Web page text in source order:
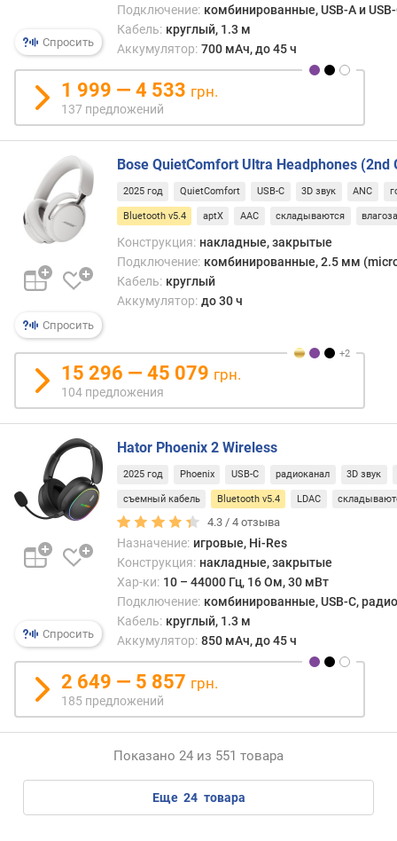
а
м
и
к
а
(
м
)
к
л
-
о
и
з
л
у
ч
т
е
л
е
к
и
ч
е
с
т
в
и
р
Спросить
Подключение: комбинированные, USB-A и
Кабель: круглый, 1.3 м
Аккумулятор: 700 мАч, до 45 ч
1 999 — 4 533 грн.
137 предложений
Спросить
Bose QuietComfort Ultra Headphones (2nd
2025 год QuietComfort USB-C 3D звук ANC
Bluetooth v5.4 aptX AAC складываются
Конструкция: накладные, закрытые
Подключение: комбинированные, 2.5 мм
Кабель: круглый
Аккумулятор: до 30 ч
15 296 — 45 079 грн.
104 предложения
Спросить
Hator Phoenix 2 Wireless
2025 год Phoenix USB-C радиоканал 3D звук
съемный кабель Bluetooth v5.4 LDAC
4.3 /4 отзыва
Назначение: игровые, Hi-Res
Конструкция: накладные, закрытые
Хар-ки: 10 – 44000 Гц, 16 Ом, 30 мВт
Подключение: комбинированные, USB-C,
Кабель: круглый, 1.3 м
Аккумулятор: 850 мАч, до 45 ч
2 649 — 5 857 грн.
185 предложений
Показано 24 из 551 товара
еще 24 товара